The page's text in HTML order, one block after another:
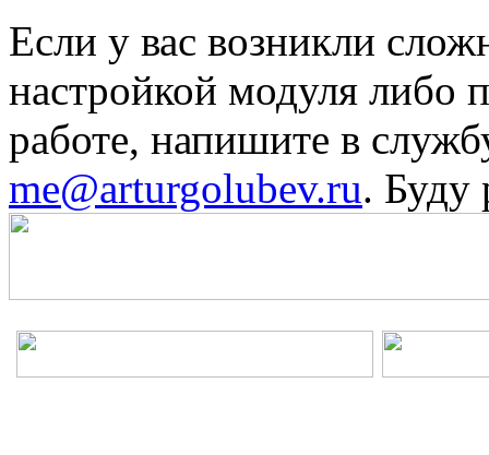
Если у вас возникли
настройкой модуля либо
работе, напишите в
me@arturgolubev.ru. Буду